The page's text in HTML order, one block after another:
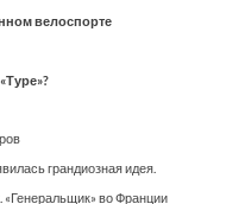
велоспорте
грандиозная идея.
«Генеральщик» во Франции